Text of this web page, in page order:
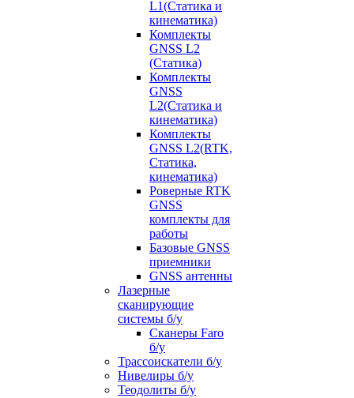
L1(Статика и
кинематика)
Комплекты
GNSS L2
(Статика)
Комплекты
GNSS
L2(Статика и
кинематика)
Комплекты
GNSS L2(RTK,
Статика,
кинематика)
Роверные RTK
GNSS
комплекты для
работы
Базовые GNSS
приемники
GNSS антенны
Лазерные
сканирующие
системы б/у
Сканеры Faro
б/у
Трассоискатели б/у
Нивелиры б/у
Теодолиты б/у